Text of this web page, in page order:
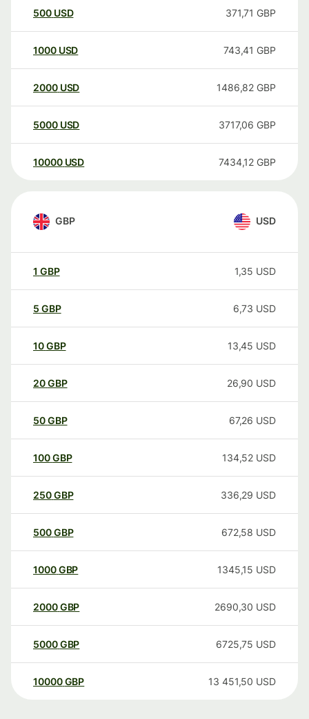
500 USD 371,71 GBP
1000 USD 743,41 GBP
2000 USD 1486,82 GBP
5000 USD 3717,06 GBP
10000 USD 7434,12 GBP
GBP USD
1 GBP 1,35 USD
5 GBP 6,73 USD
10GBP 13,45 USD
20GBP 26,90 USD
50GBP 67,26 USD
100GBP 134,52 USD
250GBP 336,29 USD
500GBP 672,58 USD
1000GBP 1345,15 USD
2000GBP 2690,30 USD
5000GBP 6725,75 USD
10000 GBP 13 451,50 USD